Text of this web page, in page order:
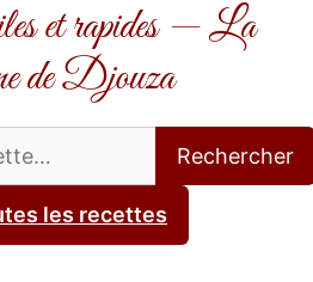
et rapides — La
de Djouza
Rechercher
les recettes